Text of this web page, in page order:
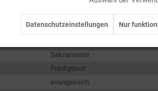
immer so angenehmen Realität. Wobei:
Himmel geträumt haben Sie allemal.
oder besser gesagt:Archetypen.
Sakramente
Predigttext
evangelisch
Datenschutzeinstellungen Nur